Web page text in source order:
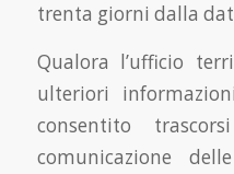
trenta giorni dalla
Qualora l’ufficio
ulteriori
consentito
comunicazione